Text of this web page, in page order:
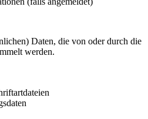
Daten, die von oder durch die
werden.